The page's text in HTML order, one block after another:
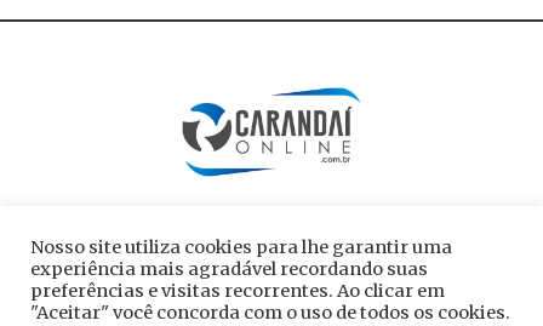
Nosso site utiliza cookies para lhe garantir uma
experiência mais agradável recordando suas
preferências e visitas recorrentes. Ao clicar em
"Aceitar" você concorda com o uso de todos os cookies.